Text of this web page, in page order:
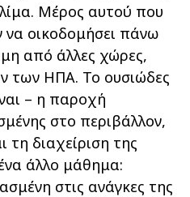
Μέρος αυτού που
να οικοδομήσει πάνω
από άλλες χώρες,
των ΗΠΑ. Το ουσιώδες
– η παροχή
στο περιβάλλον,
τη διαχείριση της
άλλο μάθημα:
στις ανάγκες της